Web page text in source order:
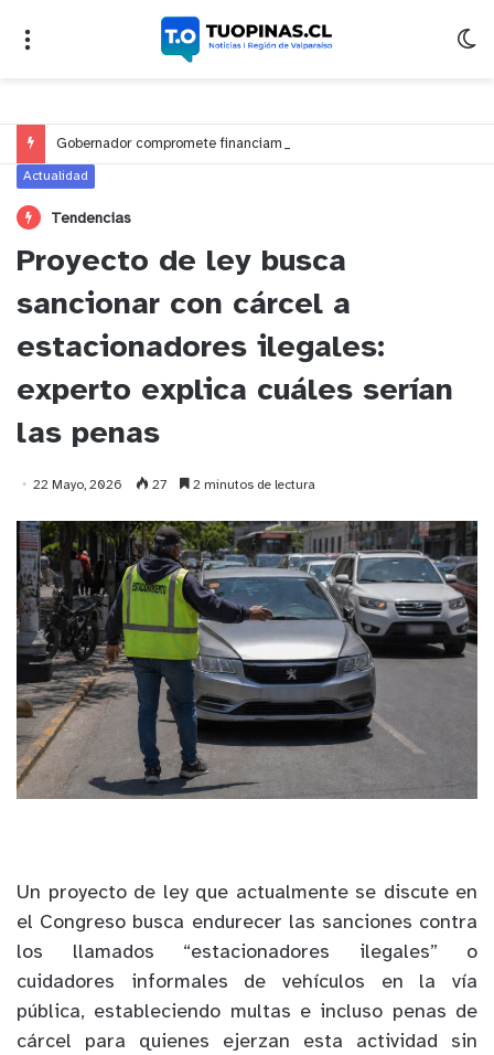
Actualidad
Tendencias
Proyecto de ley busca
sancionar con cárcel a
estacionadores ilegales:
experto explica cuáles serían
las penas
22 Mayo, 2026 27 2 minutos de lectura
Un proyecto de ley que actualmente se discute en
el Congreso busca endurecer las sanciones contra
los llamados “estacionadores ilegales” o
cuidadores informales de vehículos en la vía
pública, estableciendo multas e incluso penas de
cárcel para quienes ejerzan esta actividad sin